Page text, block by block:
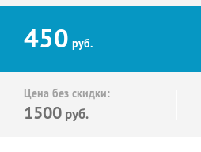
450 руб.
Цена без скидки:
1500 руб.